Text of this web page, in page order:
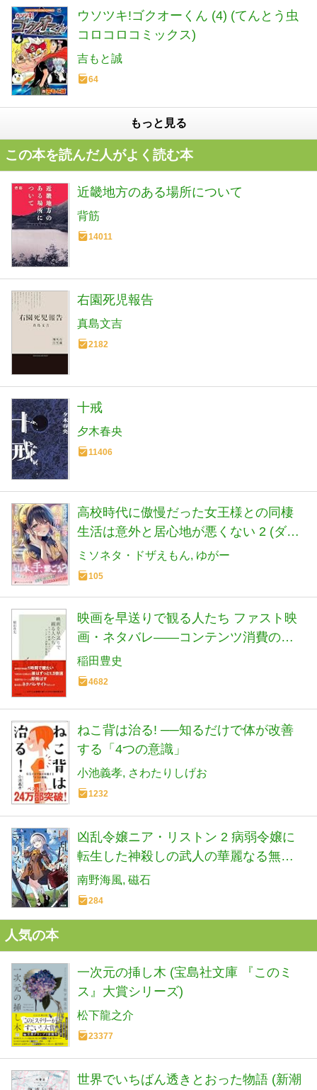
ウソツキ!ゴクオーくん (4) (てんとう虫
コロコロコミックス)
吉もと誠
64
もっと見る
この本を読んだ人がよく読む本
近畿地方のある場所について
背筋
14011
右園死児報告
真島文吉
2182
十戒
夕木春央
11406
高校時代に傲慢だった女王様との同棲
生活は意外と居心地が悪くない 2 (ダッ
シュエックス文庫)
ミソネタ・ドザえもん ゆがー
105
映画を早送りで観る人たち ファスト映
画・ネタバレ――コンテンツ消費の現
在形 (光文社新書)
稲田豊史
4682
ねこ背は治る! ──知るだけで体が改善
する「4つの意識」
小池義孝 さわたりしげお
1232
凶乱令嬢ニア・リストン 2 病弱令嬢に
転生した神殺しの武人の華麗なる無双
録 (HJ文庫 み 07-01-02)
南野海風 磁石
284
人気の本
一次元の挿し木 (宝島社文庫 『このミ
ス』大賞シリーズ)
松下龍之介
23377
世界でいちばん透きとおった物語 (新潮